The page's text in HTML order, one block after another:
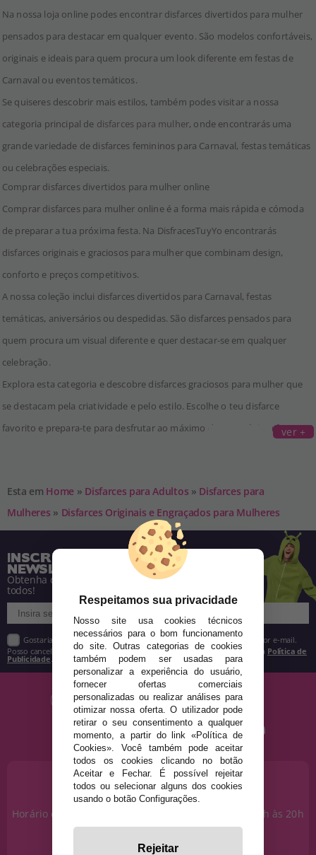
Na nossa loja online podes encontrar disfarces divertidos para mulher
pensados para destacar em qualquer evento. São modelos confortáveis,
originais e ideais para quem procura um look diferente em festas de
Carnaval ou eventos temáticos.
Se quiseres descobrir mais estilos, também podes visitar a nossa
categoria principal de disfarces para mulher, onde encontrarás uma
grande variedade de disfarces femininos para Carnaval, festas temáticas
ou celebrações especiais.
Comprar disfarces divertidos para mulher online
Comprar disfarces para mulher online é a forma mais rápida e cómoda
de preparar a tua próxima festa. Na DisfracesTuyYo encontrarás
disfarces originais e graciosos para mulher que combinam design,
conforto e preços competitivos.
A nossa coleção inclui disfarces divertidos para Carnaval, festas
temáticas, aniversários ou despedidas. São disfarces pensados para
quem procura um visual diferente e quer destacar-se em qualquer
celebração.
Explora esta categoria e descobre disfarces graciosos para mulher que
se destacam pela criatividade e pelo estilo. Escolhe o teu disfarce
favorito e prepara-te para desfrutar ao máximo da tua próxima festa.
ver +
Esta em Home » Disfarces para Adultos » Disfarces para
Mulheres » Disfarces Originais e Engraçados para Mulheres
INSCREVA-SE NA NOSSA
NEWSLETTER
Obtenha descontos e saiba de tudo antes de
todos!
Gostaria de receber descontos exclusivos, novidades e tendências por e-mail.
Posso cancelar a inscrição a qualquer momento, conforme estipulado na Política de
Publicidade.
PRECISA DE AJUDA?
915 793 695
Horário de segunda a sexta das 10h às 14h e das 17h às 20h
Sábados das 10h às 14h.
info@disfracestuyyo.pt
Respeitamos sua privacidade
Nosso site usa cookies técnicos
necessários para o bom funcionamento
do site. Outras categorias de cookies
também podem ser usadas para
personalizar a experiência do usuário,
fornecer ofertas comerciais
personalizadas ou realizar análises para
otimizar nossa oferta. O utilizador pode
retirar o seu consentimento a qualquer
momento, a partir do link «Política de
Cookies». Você também pode aceitar
todos os cookies clicando no botão
Aceitar e Fechar. É possível rejeitar
todos ou selecionar alguns dos cookies
usando o botão Configurações.
Rejeitar